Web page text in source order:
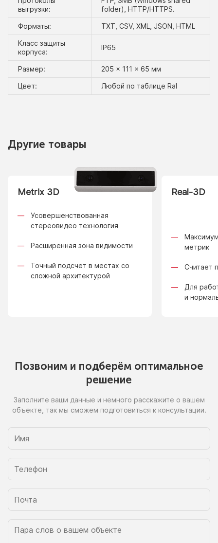
выгрузки:
folder), HTTP/HTTPS.
Форматы: TXT, CSV, XML, JSON, HTML
Класс защиты
корпуса:
IP65
Размер: 205 × 111 × 65 мм
Цвет: Любой по таблице Ral
Другие товары
Metrix 3D
Усовершенствованная
стереовидео технология
Расширенная зона видимости
Точный подсчет в местах со
сложной архитектурой
Real-3D
метрик
Считает
Для
и
Позвоним и подберём оптимальное
решение
Заполните ваши данные и немного расскажите о вашем
объекте, так мы сможем подготовиться к консультации.